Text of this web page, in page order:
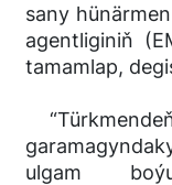
sany
agentliginiň
tamamlap,
ulgam